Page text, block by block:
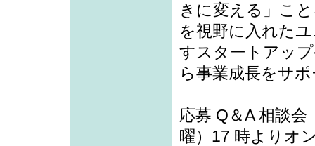
きに変える」こ
を視野に入れた
すスタートアッ
ら事業成長をサ
応募 Q＆A 相談
曜）17 時よりオ